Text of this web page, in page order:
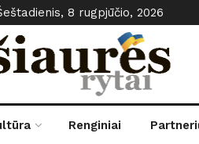
8 rugpjūčio, 2026
Renginiai